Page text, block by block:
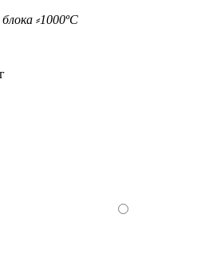
⸗1000ºC